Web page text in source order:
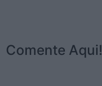
Comente Aqui!